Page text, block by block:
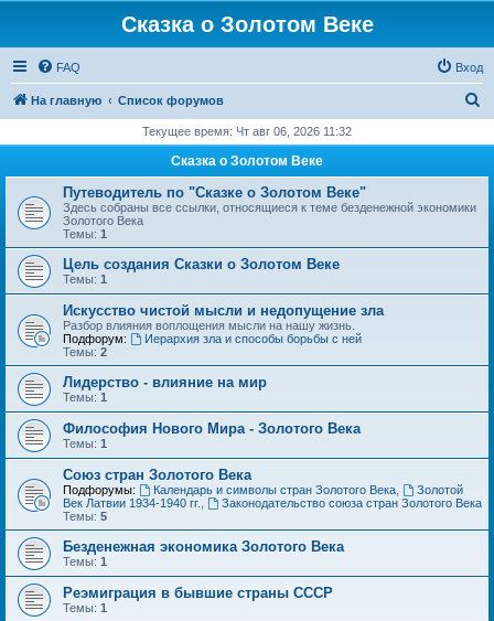
Сказка о Золотом Веке
FAQ Вход
На главную Список форумов
с
Текущее время: Чт авг 06, 2026 11:32
Сказка о Золотом Веке
Путеводитель по "Сказке о Золотом Веке"
Здесь собраны все ссылки, относящиеся к теме безденежной экономики
Золотого Века
Темы: 1
Цель создания Сказки о Золотом Веке
Темы: 1
Искусство чистой мысли и недопущение зла
Разбор влияния воплощения мысли на нашу жизнь.
Подфорум:
Иерархия зла и способы борьбы с ней
Темы: 2
Лидерство - влияние на мир
Темы: 1
Философия Нового Мира - Золотого Века
Темы: 1
Cоюз стран Золотого Века
Подфорумы: Календарь и символы стран Золотого Века,
Золотой
Век Латвии 1934-1940 гг.
Законодательство союза стран Золотого Века
Темы: 5
Безденежная экономика Золотого Века
Темы: 1
Реэмиграция в бывшие страны СССР
Темы: 1